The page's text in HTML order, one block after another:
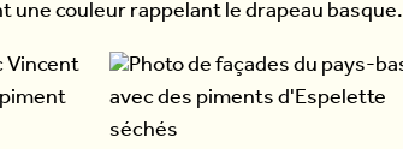
une couleur rappelant le drapeau basque.